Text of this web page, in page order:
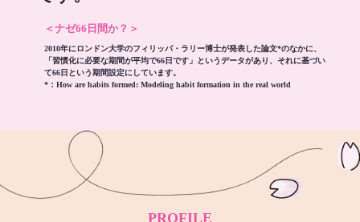
＜ナゼ66日間か？＞
2010年にロンドン大学のフィリッパ・ラリー博士が発表した論文*のなかに、
「習慣化に必要な期間が平均で66日です」というデータがあり、それに基づい
て66日という期間設定にしています。
*： How are habits formed: Modeling habit formation in the real world
PROFILE